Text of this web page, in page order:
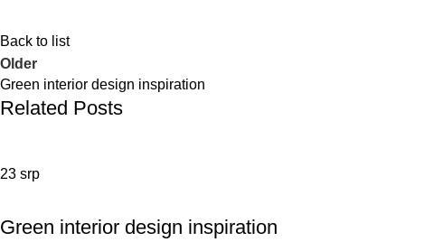
Back to list
Older
Green interior design inspiration
Related Posts
23 srp
Green interior design inspiration